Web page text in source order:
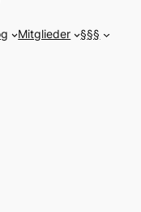
Mitglieder
§§§